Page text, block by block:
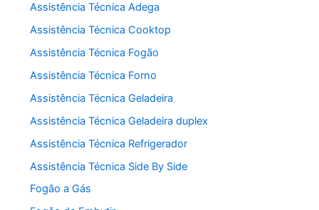
Assistência Técnica Adega
Assistência Técnica Cooktop
Assistência Técnica Fogão
Assistência Técnica Forno
Assistência Técnica Geladeira
Assistência Técnica Geladeira duplex
Assistência Técnica Refrigerador
Assistência Técnica Side By Side
Fogão a Gás